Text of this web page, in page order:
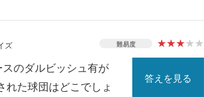
ズ 難易度 ★★★★★
のダルビッシュ有が
れた球団はどこでしょ
答えを見る